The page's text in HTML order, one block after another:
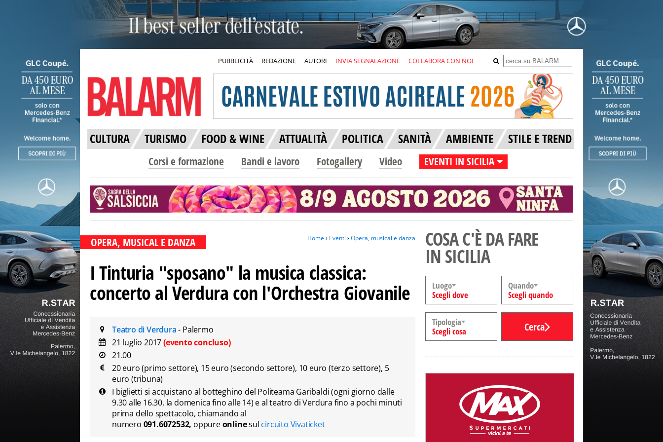
PUBBLICITÀ REDAZIONE AUTORI INVIA SEGNALAZIONE COLLABORA CON NOI
CULTURA TURISMO FOOD & WINE ATTUALITÀ POLITICA SANITÀ AMBIENTE STILE E TREND
Corsi e formazione Bandi e lavoro Fotogallery Video EVENTI IN SICILIA
OPERA, MUSICAL E DANZA Home› Eventi › Opera, musical e danza
I Tinturia "sposano" la musica classica:
concerto al Verdura con l'Orchestra Giovanile
Teatro di Verdura- Palermo
21 luglio 2017(evento concluso)
21.00
20 euro (primo settore), 15 euro (secondo settore), 10 euro (terzo settore), 5
euro (tribuna)
I biglietti si acquistano al botteghino del Politeama Garibaldi (ogni giorno dalle
9.30 alle 16.30, la domenica fino alle 14) e al teatro di Verdura fino a pochi minuti
prima dello spettacolo, chiamando al
numero 091.6072532, oppureonlinesul circuito Vivaticket
COSA C'È DA FARE
IN SICILIA
Luogo
Scegli dove
Quando
Scegli quando
Tipologia
Scegli cosa
Cerca